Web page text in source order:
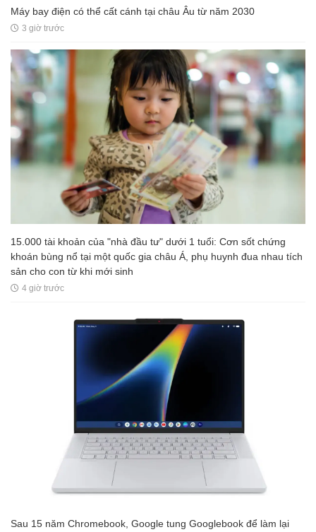
Máy bay điện có thể cất cánh tại châu Âu từ năm 2030
3 giờ trước
15.000 tài khoản của "nhà đầu tư" dưới 1 tuổi: Cơn sốt chứng
khoán bùng nổ tại một quốc gia châu Á, phụ huynh đua nhau tích
sản cho con từ khi mới sinh
4 giờ trước
Sau 15 năm Chromebook, Google tung Googlebook để làm lại